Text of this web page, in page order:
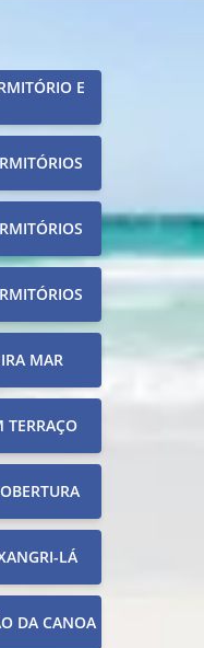
E
MAR
TERRAÇO
LÁ
DA CANOA